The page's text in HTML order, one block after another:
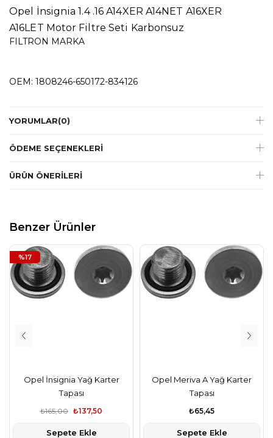
Opel İnsignia 1.4 .16 A14XER A14NET A16XER
A16LET Motor Filtre Seti Karbonsuz
FILTRON MARKA
OEM: 1808246-650172-834126
YORUMLAR(0)
ÖDEME SEÇENEKLERI
ÜRÜN ÖNERILERI
Benzer Ürünler
Opel İnsignia Yağ Karter
Tapası
₺137,50
₺165,00
Sepete Ekle
%17
Opel Meriva A Yağ Karter
Tapası
₺65,45
Sepete Ekle